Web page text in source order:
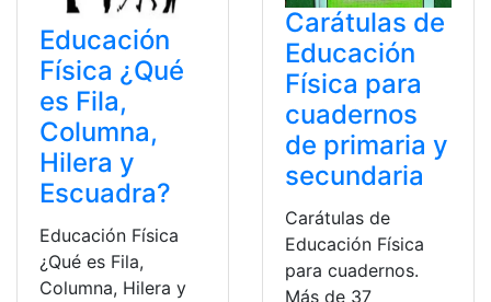
Educación
Física ¿Qué
es Fila,
Columna,
Hilera y
Escuadra?
Educación Física
¿Qué es Fila,
Columna, Hilera y
Carátulas de
Educación
Física para
cuadernos
de primaria y
secundaria
Carátulas de
Educación Física
para cuadernos.
Más de 37